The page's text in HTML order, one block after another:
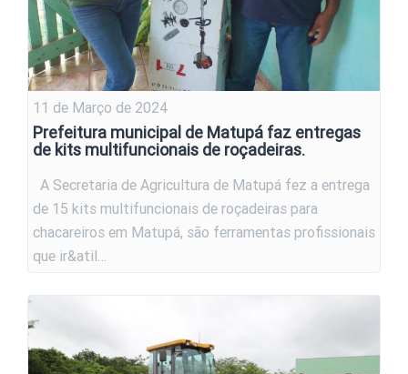
11 de Março de 2024
Prefeitura municipal de Matupá faz entregas
de kits multifuncionais de roçadeiras.
A Secretaria de Agricultura de Matupá fez a entrega
de 15 kits multifuncionais de roçadeiras para
chacareiros em Matupá, são ferramentas profissionais
que ir&atil…